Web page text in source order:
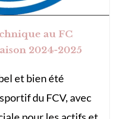
au FC
2024-2025
et bien été
du FCV, avec